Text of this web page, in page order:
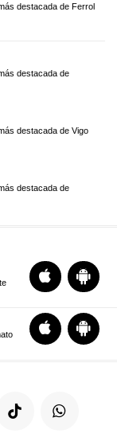
destacada de Ferrol
destacada de
destacada de Vigo
destacada de